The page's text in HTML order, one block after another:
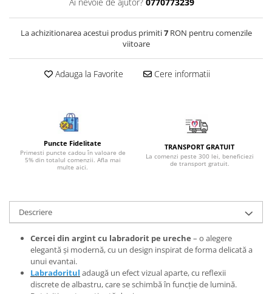
Bijuterii opal
Bijuterii rodocrozit
Bijuterii rubin
Bijuterii safir
Bijuterii smarald
Bijuterii sodalit
Bijuterii spinel
Bijuterii tanzanit
Bijuterii topaz
La achizitionarea acestui produs primiti7RON pentru comenzile
viitoare
Adauga la Favorite Cere informatii
Puncte Fidelitate
Primesti puncte cadou în valoare de
5% din totalul comenzii. Afla mai
multe aici.
TRANSPORT GRATUIT
La comenzi peste 300 lei, beneficiezi
de transport gratuit.
Descriere
Cercei din argint cu labradorit pe ureche – o alegere
elegantă și modernă, cu un design inspirat de forma delicată a
unui evantai.
Labradoritul adaugă un efect vizual aparte, cu reflexii
discrete de albastru, care se schimbă în funcție de lumină.